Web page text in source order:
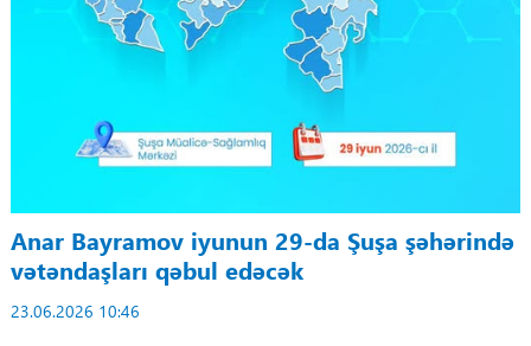
Anar Bayramov iyunun 29-da Şuşa şəhərində
vətəndaşları qəbul edəcək
23.06.2026 10:46